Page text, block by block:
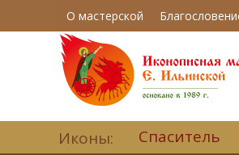
О мастерской
Иконы: Спаситель